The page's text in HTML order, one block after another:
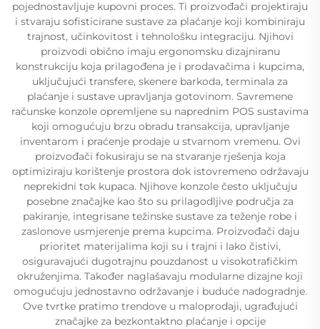
pojednostavljuje kupovni proces. Ti proizvođači projektiraju
i stvaraju sofisticirane sustave za plaćanje koji kombiniraju
trajnost, učinkovitost i tehnološku integraciju. Njihovi
proizvodi obično imaju ergonomsku dizajniranu
konstrukciju koja prilagođena je i prodavačima i kupcima,
uključujući transfere, skenere barkoda, terminala za
plaćanje i sustave upravljanja gotovinom. Savremene
računske konzole opremljene su naprednim POS sustavima
koji omogućuju brzu obradu transakcija, upravljanje
inventarom i praćenje prodaje u stvarnom vremenu. Ovi
proizvođači fokusiraju se na stvaranje rješenja koja
optimiziraju korištenje prostora dok istovremeno održavaju
neprekidni tok kupaca. Njihove konzole često uključuju
posebne značajke kao što su prilagodljive područja za
pakiranje, integrisane težinske sustave za teženje robe i
zaslonove usmjerenje prema kupcima. Proizvođači daju
prioritet materijalima koji su i trajni i lako čistivi,
osiguravajući dugotrajnu pouzdanost u visokotrafičkim
okruženjima. Također naglašavaju modularne dizajne koji
omogućuju jednostavno održavanje i buduće nadogradnje.
Ove tvrtke pratimo trendove u maloprodaji, ugrađujući
značajke za bezkontaktno plaćanje i opcije